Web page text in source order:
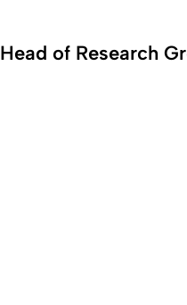
Head of Research